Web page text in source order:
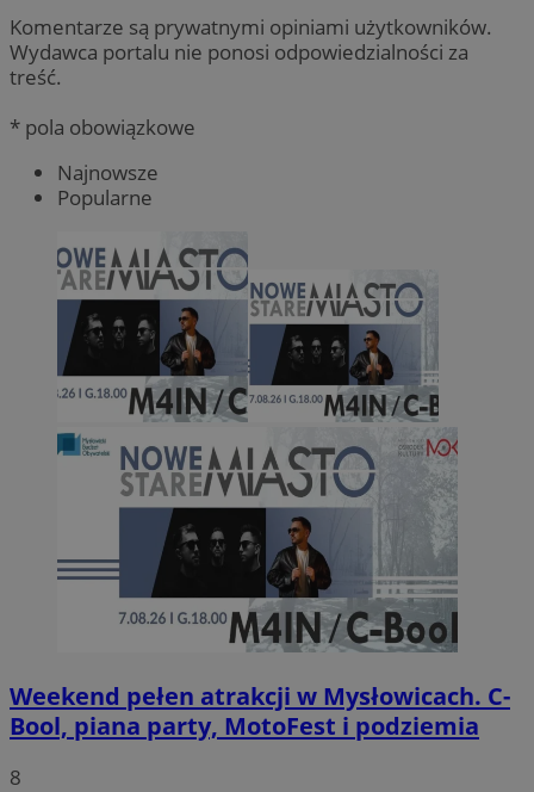
Komentarze są prywatnymi opiniami użytkowników.
Wydawca portalu nie ponosi odpowiedzialności za
treść.
* pola obowiązkowe
Najnowsze
Popularne
Weekend pełen atrakcji w Mysłowicach. C-
Bool, piana party, MotoFest i podziemia
8